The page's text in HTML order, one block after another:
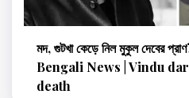
মদ, গুটখা কেড়ে নিল মুকুল দেবের
Bengali News | Vindu
death